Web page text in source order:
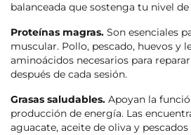
balanceada que sostenga tu nivel
Proteínas magras. Son esenciales
muscular. Pollo, pescado, huevos y
aminoácidos necesarios para
después de cada sesión.
Grasas saludables. Apoyan la
producción de energía. Las
aguacate, aceite de oliva y